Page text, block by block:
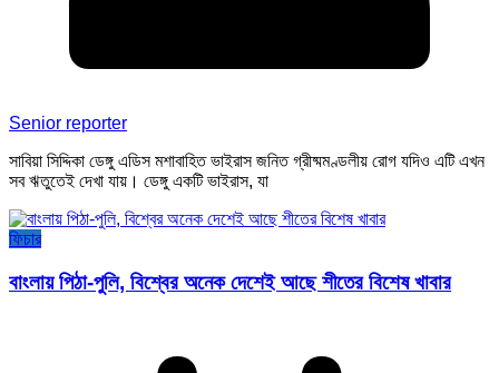
Senior reporter
সাবিয়া সিদ্দিকা ডেঙ্গু এডিস মশাবাহিত ভাইরাস জনিত গ্রীষ্মমণ্ডলীয় রোগ যদিও এটি এখন
সব ঋতুতেই দেখা যায়। ডেঙ্গু একটি ভাইরাস, যা
ফিচার
বাংলায় পিঠা-পুলি, বিশ্বের অনেক দেশেই আছে শীতের বিশেষ খাবার